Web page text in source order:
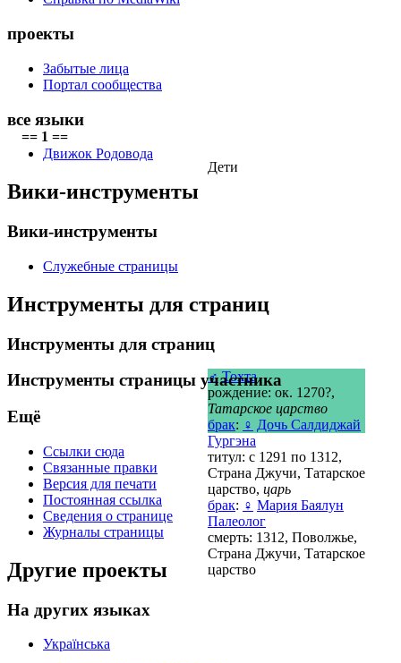
== 1 ==
Дети
♂ Тохта
рождение: ок. 1270?,
Татарское царство
брак: ♀ Дочь Салдиджай
Гургэна
титул: с 1291 по 1312,
Страна Джучи, Татарское
царство, царь
брак: ♀ Мария Баялун
Палеолог
смерть: 1312, Поволжье,
Страна Джучи, Татарское
царство
проекты
Забытые лица
Портал сообщества
все языки
Движок Родовода
Вики-инструменты
Вики-инструменты
Служебные страницы
Инструменты для страниц
Инструменты для страниц
Инструменты страницы участника
Ещё
Ссылки сюда
Связанные правки
Версия для печати
Постоянная ссылка
Сведения о странице
Журналы страницы
Другие проекты
На других языках
Українська